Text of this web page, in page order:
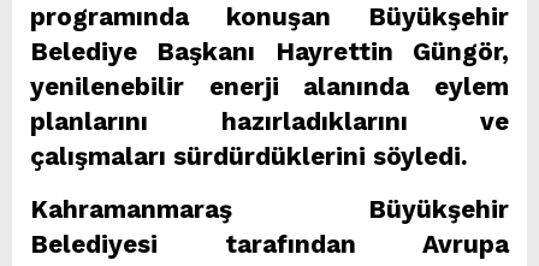
programında konuşan Büyükşehir
Belediye Başkanı Hayrettin Güngör,
yenilenebilir enerji alanında eylem
planlarını hazırladıklarını ve
çalışmaları sürdürdüklerini söyledi.
Kahramanmaraş Büyükşehir
Belediyesi tarafından Avrupa